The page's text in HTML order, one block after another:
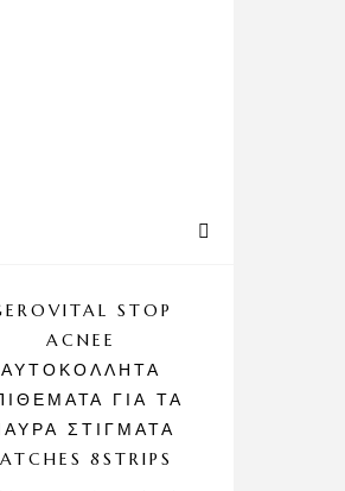
STOP
ACNEE
ΑΥΤΟΚΌΛΛΗΤΑ
ΓΙΑ ΤΑ
ΣΤΊΓΜΑΤΑ
8STRIPS